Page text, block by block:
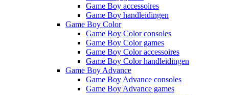
Game Boy accessoires
Game Boy handleidingen
Game Boy Color
Game Boy Color consoles
Game Boy Color games
Game Boy Color accessoires
Game Boy Color handleidingen
Game Boy Advance
Game Boy Advance consoles
Game Boy Advance games